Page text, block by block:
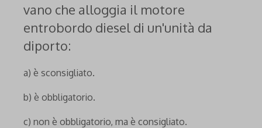
vano che alloggia il motore
entrobordo diesel di un'unità da
diporto:
a) è sconsigliato.
b) è obbligatorio.
c) non è obbligatorio, ma è consigliato.